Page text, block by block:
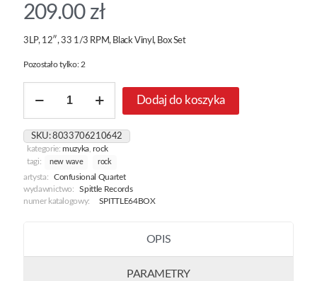
209.00 zł
3LP, 12″, 33 1/3 RPM, Black Vinyl, Box Set
Pozostało tylko: 2
Box
Dodaj do koszyka
SKU:8033706210642
kategorie:muzyka,rock
tagi:
new wave rock
artysta:
Confusional Quartet
wydawnictwo:
Spittle Records
numer katalogowy:
SPITTLE64BOX
OPIS
PARAMETRY